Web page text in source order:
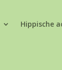
Hippische